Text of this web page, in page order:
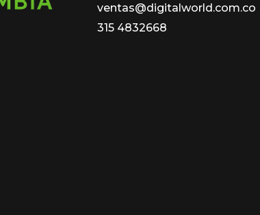
ventas@digitalworld.com.co
315 4832668